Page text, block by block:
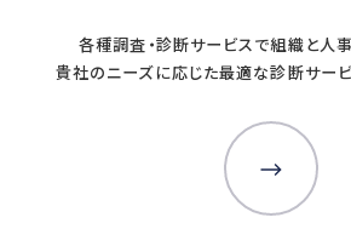
各種調査・診断サービスで組織と人
貴社のニーズに応じた最適な診断サービ